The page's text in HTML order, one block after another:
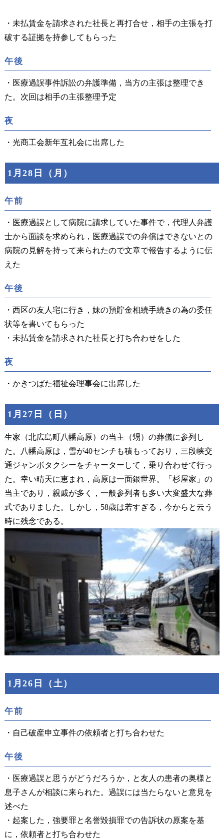
・未払賃金を請求された社長と再打合せ，相手の主張を打
破する証拠を持参してもらった
午後
・医療過誤事件訴訟の弁護準備，当方の主張は整理でき
た。次回は相手の主張整理予定
夜
・光商工会新年互礼会に出席した
1月28日（月）
午前
・医療過誤として病院に請求していた事件で，代理人弁護
士から面談を求められ，医療過誤での弁償はできないとの
病院の見解を持って来られたので文章で報告するように伝
えた
午後
・西区の友人宅に行き，妹の預貯金相続手続きの為の委任
状等を書いてもらった
・未払賃金を請求された社長と打ち合わせをした
夜
・かきつばた福祉会理事会に出席した
1月27日（日）
生家（北広島町八幡高原）の当主（甥）の葬儀に参列し
た。八幡高原は，雪が40センチも積もっており，三段峡交
通ジャンボタクシーをチャーターして，乗り合わせて行っ
た。幸い晴天に恵まれ，高原は一面銀世界。「杉屋家」の
当主であり，親戚が多く，一般参列者も多い大変盛大な葬
式でありました。しかし，58歳は若すぎる，今からと云う
時に残念である。
1月26日（土）
午前
・自己破産申立事件の依頼者と打ち合わせた
午後
・医療過誤と思うがどうだろうか，と友人の患者の奥様と
息子さんが相談に来られた。過誤には当たらないと意見を
述べた
・起案した，強要罪と名誉毀損罪での告訴状の原案を基
に，依頼者と打ち合わせた